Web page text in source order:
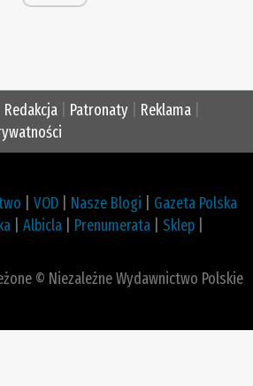
Redakcja Patronaty Reklama
VOD Nasze Blogi
Gazeta Polska
Albicla Prenumerata Sklep
© Niezależne Wydawnictwo Polskie